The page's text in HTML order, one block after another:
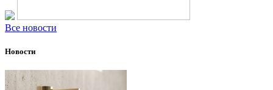
Все новости
Новости